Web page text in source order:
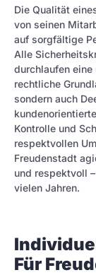
Die Qualität
von seinen
auf sorgfältige
Alle
durchlaufen
rechtliche
sondern auch
Kontrolle und
respektvollen
Freudenstadt
und respektvoll
vielen Jahren.
Für